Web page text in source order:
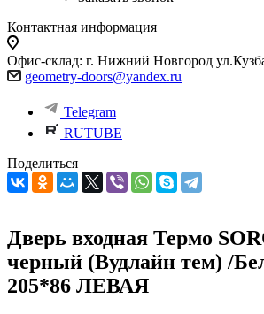
Контактная информация
Офис-склад: г. Нижний Новгород
geometry-doors@yandex.ru
Telegram
RUTUBE
Поделиться
Дверь входная Термо
черный (Вудлайн тем) /
205*86 ЛЕВАЯ